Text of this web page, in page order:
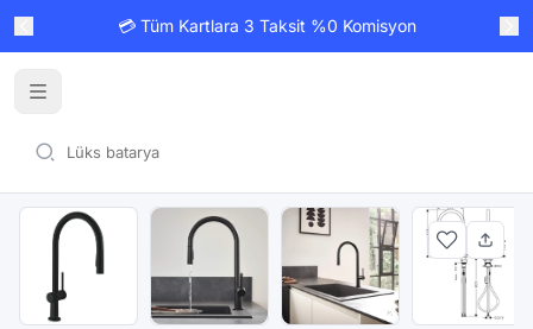
💳 Tüm Kartlara 3 Taksit %0 Komisyon